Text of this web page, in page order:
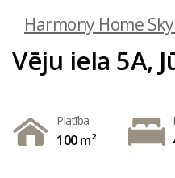
Harmony Home
Vēju iela 5A,
Platība
100 m²